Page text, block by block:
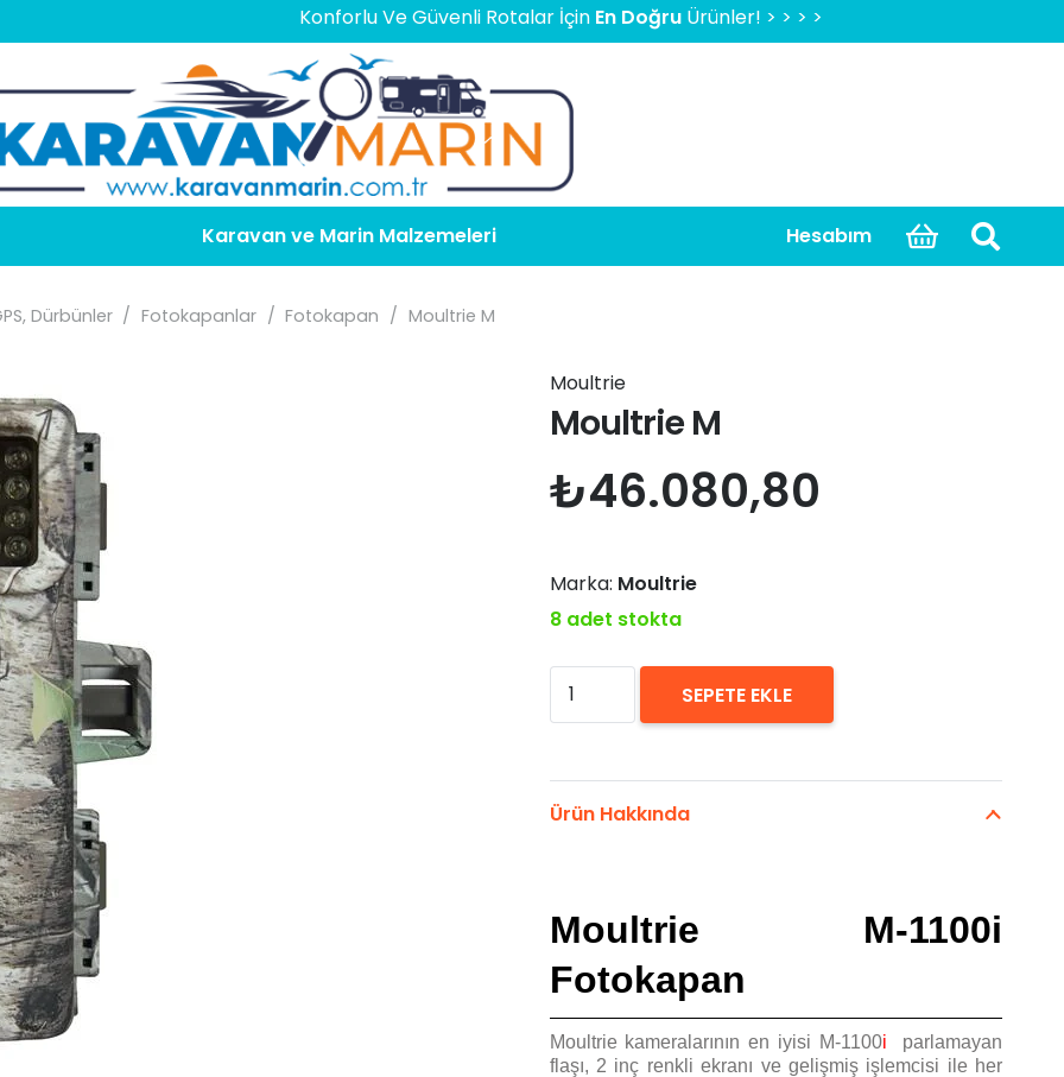
Konforlu Ve Güvenli Rotalar İçinEn DoğruÜrünler! > > > > > 2000 TL Üzeri Ücretsiz Kargo,
Karavan ve Marin Malzemeleri Hesabım
Dürbünler / Fotokapanlar / Fotokapan / Moultrie M
Moultrie
Moultrie M
₺46.080,80
Marka: Moultrie
8 adet stokta
Moultrie
M
SEPETE EKLE
Ürün Hakkında
Moultrie M-1100i
Fotokapan
Moultrie kameralarının en iyisi M-1100i parlamayan
flaşı, 2 inç renkli ekranı ve gelişmiş işlemcisi ile her